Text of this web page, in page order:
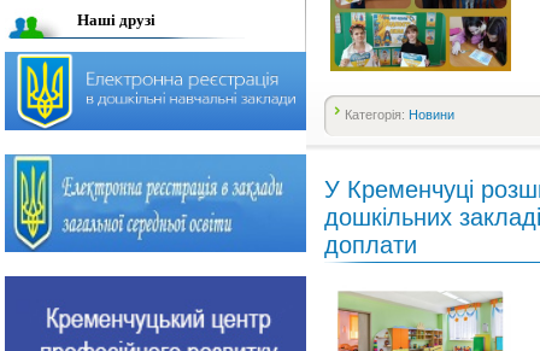
Наші друзі
Категорія: Новини
У Кременчуці
дошкільних
доплати